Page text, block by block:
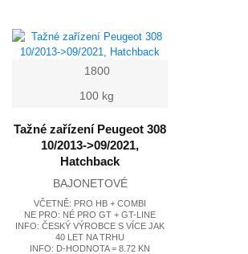
1800
100 kg
Tažné zařízení Peugeot 308
10/2013->09/2021,
Hatchback
BAJONETOVÉ
VČETNĚ: PRO HB + COMBI
NE PRO: NÉ PRO GT + GT-LINE
INFO: ČESKÝ VÝROBCE S VÍCE JAK
40 LET NA TRHU
INFO: D-HODNOTA = 8.72 KN